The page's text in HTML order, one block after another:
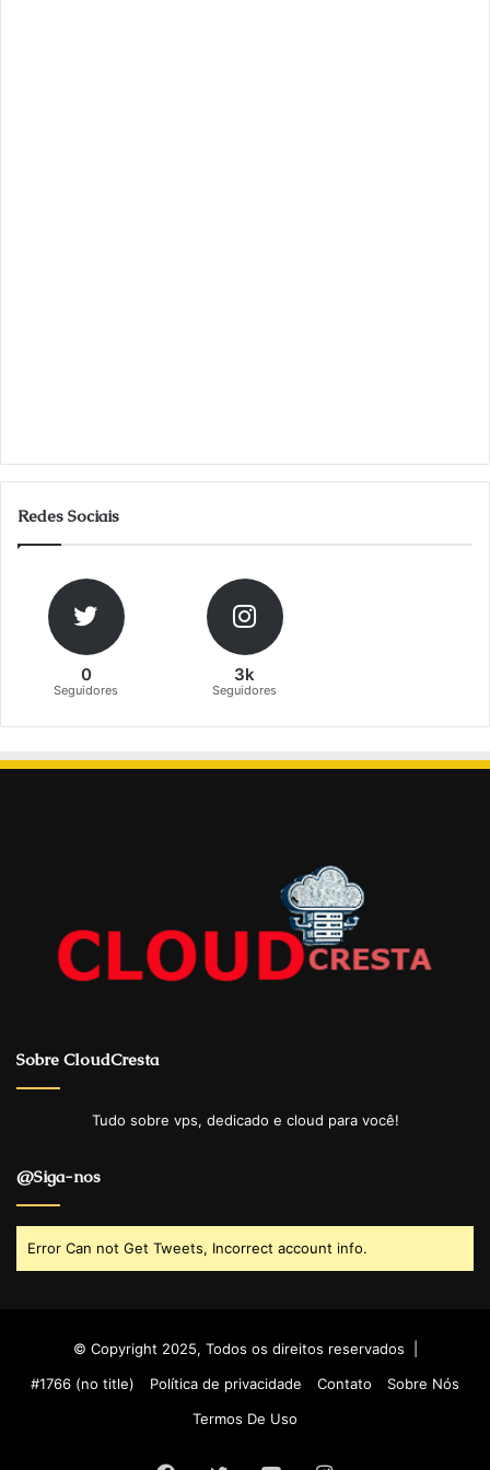
Redes Sociais
0
Seguidores
3k
Seguidores
Sobre CloudCresta
Tudo sobre vps, dedicado e cloud para você!
@Siga-nos
Error Can not Get Tweets, Incorrect account info.
© Copyright 2025, Todos os direitos reservados |
#1766 (no title)
Política de privacidade Contato
Sobre Nós
Termos De Uso